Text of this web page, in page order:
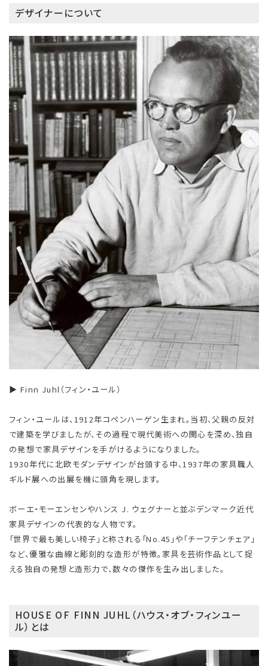
デザイナーについて
▶ Finn Juhl（フィン・ユール）
フィン・ユールは、1912年コペンハーゲン生まれ。当初、父親の反対
で建築を学びましたが、その過程で現代美術への関心を深め、独自
の発想で家具デザインを手がけるようになりました。
1930年代に北欧モダンデザインが台頭する中、1937年の家具職人
ギルド展への出展を機に頭角を現します。
ボーエ・モーエンセンやハンス J. ウェグナーと並ぶデンマーク近代
家具デザインの代表的な人物です。
「世界で最も美しい椅子」と称される「No.45」や「チーフテンチェア」
など、優雅な曲線と彫刻的な造形が特徴。家具を芸術作品として捉
える独自の発想と造形力で、数々の傑作を生み出しました。
HOUSE OF FINN JUHL（ハウス・オブ・フィンユー
ル）とは